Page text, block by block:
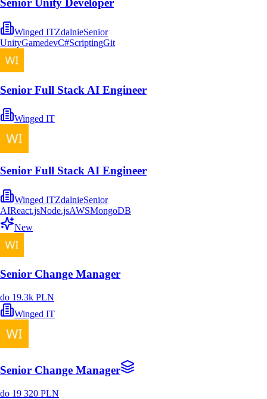
Senior Unity Developer
Winged ITZdalnieSenior
UnityGamedevC#ScriptingGit
Senior Full Stack AI Engineer
Winged IT
Senior Full Stack AI Engineer
Winged ITZdalnieSenior
AIReact.jsNode.jsAWSMongoDB
New
Senior Change Manager
do 19.3k PLN
Winged IT
Senior Change Manager
do 19 320 PLN